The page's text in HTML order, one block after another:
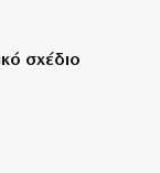
σχέδιο